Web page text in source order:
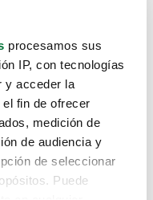
procesamos sus
IP, con tecnologías
y acceder la
fin de ofrecer
medición de
de audiencia y
de seleccionar
Puede
como
aquí.
que estás